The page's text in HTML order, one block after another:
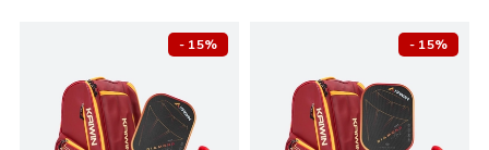
- 15% - 15%